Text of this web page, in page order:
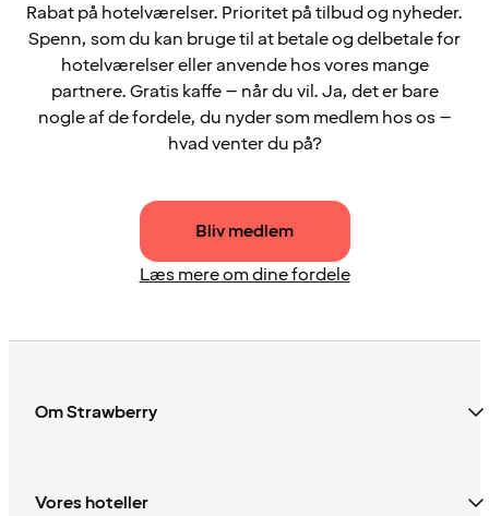
Rabat på hotelværelser. Prioritet på tilbud og nyheder.
Spenn, som du kan bruge til at betale og delbetale for
hotelværelser eller anvende hos vores mange
partnere. Gratis kaffe – når du vil. Ja, det er bare
nogle af de fordele, du nyder som medlem hos os –
hvad venter du på?
Bliv medlem
Læs mere om dine fordele
Om Strawberry
Vores hoteller